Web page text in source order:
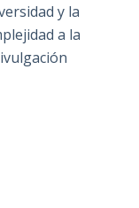
y la
a la